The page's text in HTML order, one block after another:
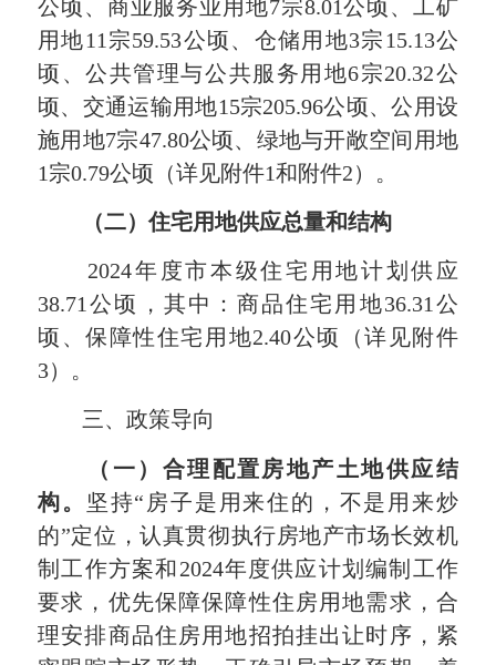
公顷、商业服务业用地7宗8.01公顷、工矿
用地11宗59.53公顷、仓储用地3宗15.13公
顷、公共管理与公共服务用地6宗20.32公
顷、交通运输用地15宗205.96公顷、公用设
施用地7宗47.80公顷、绿地与开敞空间用地
1宗0.79公顷（详见附件1和附件2）。
（二）住宅用地供应总量和结构
2024年度市本级住宅用地计划供应
38.71公顷，其中：商品住宅用地36.31公
顷、保障性住宅用地2.40公顷（详见附件
3）。
三、政策导向
（一）合理配置房地产土地供应结
构。
坚持“房子是用来住的，不是用来炒
的”定位，认真贯彻执行房地产市场长效机
制工作方案和2024年度供应计划编制工作
要求，优先保障保障性住房用地需求，合
理安排商品住房用地招拍挂出让时序，紧